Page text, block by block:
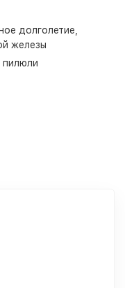
долголетие,
железы
пилюли